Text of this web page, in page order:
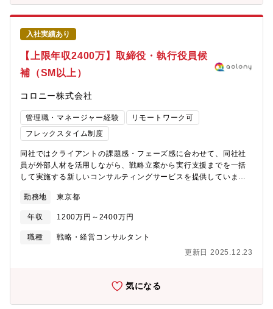
入社実績あり
【上限年収2400万】取締役・執行役員候
補（SM以上）
コロニー株式会社
管理職・マネージャー経験
リモートワーク可
フレックスタイム制度
同社ではクライアントの課題感・フェーズ感に合わせて、同社社
員が外部人材を活用しながら、戦略立案から実行支援までを一括
して実施する新しいコンサルティングサービスを提供していま
ロジェクトマネージャーとして推進）■クライアントとの関係構
築、案件受注に向けた提案■同社での新規事業開発推進【ポジショ
ンの魅力】■創業以来6期連続で右肩上がりの売上・利益成長を続
けているを急成長中のコンサルテック企業です。■豊富な「エキス
サルティング各分野のエキスパート1,000名以上を抱える課題解決
感・フェーズ感に合わせ、同社社員が外部人材を活用しながら、
戦略立案から実行支援までを一括して実施する新しいコンサルテ
ィングサービスを提供しています。■同社の更なる事業拡大に向け
勤務地 東京都
年収 1200万円～2400万円
職種
戦略・経営コンサルタント
更新日 2025.12.23
気になる